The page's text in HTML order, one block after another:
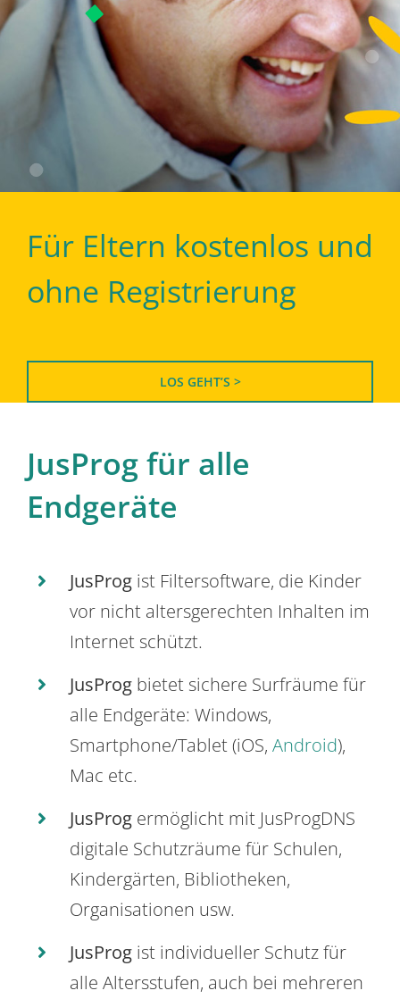
Für Eltern kostenlos und
ohne Registrierung
LOS GEHT’S >
JusProg für alle
Endgeräte
JusProg ist Filtersoftware, die Kinder
vor nicht altersgerechten Inhalten im
Internet schützt.
JusProg bietet sichere Surfräume für
alle Endgeräte: Windows,
Smartphone/Tablet (iOS, Android),
Mac etc.
JusProg ermöglicht mit JusProgDNS
digitale Schutzräume für Schulen,
Kindergärten, Bibliotheken,
Organisationen usw.
JusProg ist individueller Schutz für
alle Altersstufen, auch bei mehreren